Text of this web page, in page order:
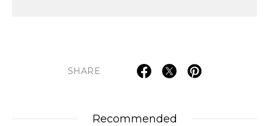
SHARE
Recommended